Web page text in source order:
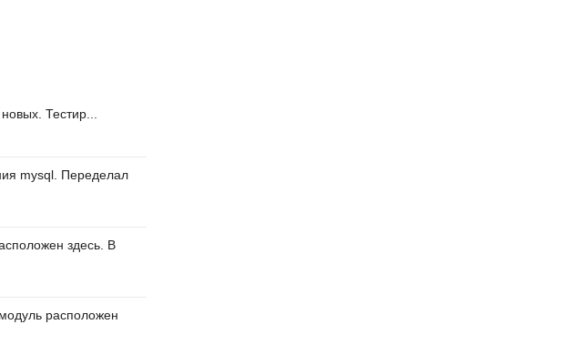
Тестир...
mysql. Переделал
здесь. В
расположен